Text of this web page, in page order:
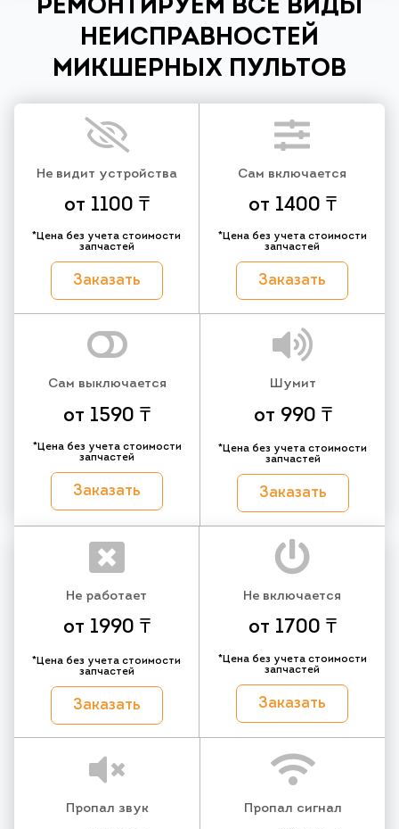
РЕМОНТИРУЕМ ВСЕ ВИДЫ
НЕИСПРАВНОСТЕЙ
МИКШЕРНЫХ ПУЛЬТОВ
Не видит устройства
от 1100 ₸
*Цена без учета стоимости
запчастей
Заказать
Сам включается
от 1400 ₸
*Цена без учета стоимости
запчастей
Заказать
Сам выключается
от 1590 ₸
*Цена без учета стоимости
запчастей
Заказать
Шумит
от 990 ₸
*Цена без учета стоимости
запчастей
Заказать
Не работает
от 1990 ₸
*Цена без учета стоимости
запчастей
Заказать
Не включается
от 1700 ₸
*Цена без учета стоимости
запчастей
Заказать
Пропал звук Пропал сигнал